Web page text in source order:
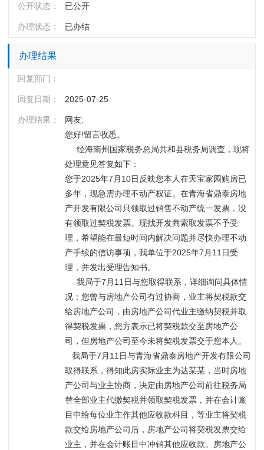
公开状态： 已公开
办理状态： 已办结
办理结果
回复部门：
回复日期： 2025-07-25
办理结果：
网友:
您好!留言收悉。
经海南州国家税务总局共和县税务局调查，现将
处理意见答复如下：
您于2025年7月10日反映您本人在天宝家园购房已
多年，现急需办理不动产权证。在青海省鼎泰房地
产开发有限公司只领取过销售不动产统一发票，没
有领取过契税发票。现找开发商索取发票不予受
理，希望能在最短时间内解决问题并尽快办理不动
产手续的信访事项，我单位于2025年7月11日受
理，并发出受理告知书。
我局于7月11日与您取得联系，详细询问具体情
况：您曾与房地产公司有过协商，业主将契税款交
给房地产公司，由房地产公司代业主缴纳契税并取
得契税发票，您方表示已将契税款交至房地产公
司，但房地产公司至今未将契税发票交于您本人。
我局于7月11日与青海省鼎泰房地产开发有限公司
取得联系，得知此房实际业主为达某某，当时房地
产公司与业主协商，决定由房地产公司前往税务局
替全部业主代缴契税并领取契税发票，并在会计账
目中给每位业主作其他应收款科目，等业主将契税
款交给房地产公司后，房地产公司将契税发票交给
业主，并在会计账目中冲销其他应收款。房地产公